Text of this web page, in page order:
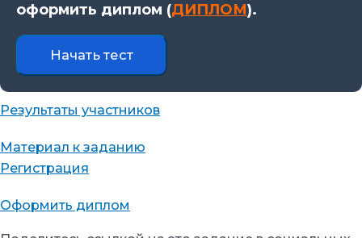
оформить диплом (ДИПЛОМ).
Результаты участников
Материал к заданию
Регистрация
Оформить диплом